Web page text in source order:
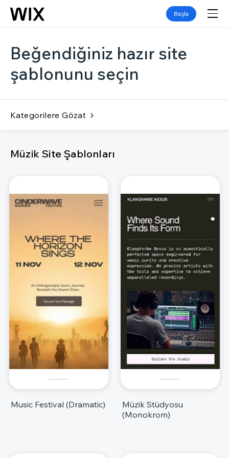
Başla
Beğendiğiniz hazır site
şablonunu seçin
Kategorilere Gözat
Müzik Site Şablonları
Music Festival (Dramatic)
Müzik Stüdyosu
(Monokrom)